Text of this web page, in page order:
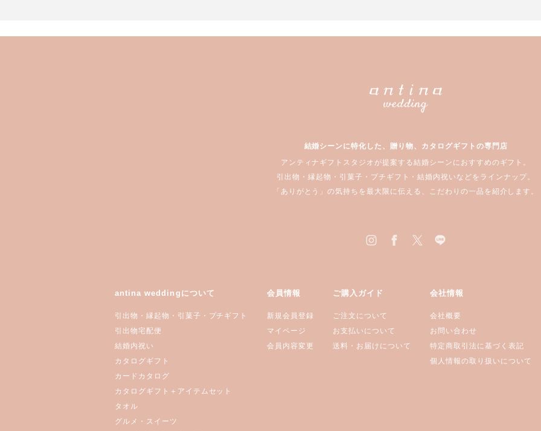
結婚シーンに特化した、贈り物、カタログギフトの専門店
アンティナギフトスタジオが提案する結婚シーンにおすすめのギフト。
引出物・縁起物・引菓子・プチギフト・結婚内祝いなどをラインナップ。
「ありがとう」の気持ちを最大限に伝える、こだわりの一品を紹介します。
antina weddingについて
引出物・縁起物・引菓子・プチギフト
引出物宅配便
結婚内祝い
カタログギフト
カードカタログ
カタログギフト＋アイテムセット
タオル
グルメ・スイーツ
会員情報
新規会員登録
マイページ
会員内容変更
ご購入ガイド
ご注文について
お支払いについて
送料・お届けについて
会社情報
会社概要
お問い合わせ
特定商取引法に基づく表記
個人情報の取り扱いについて